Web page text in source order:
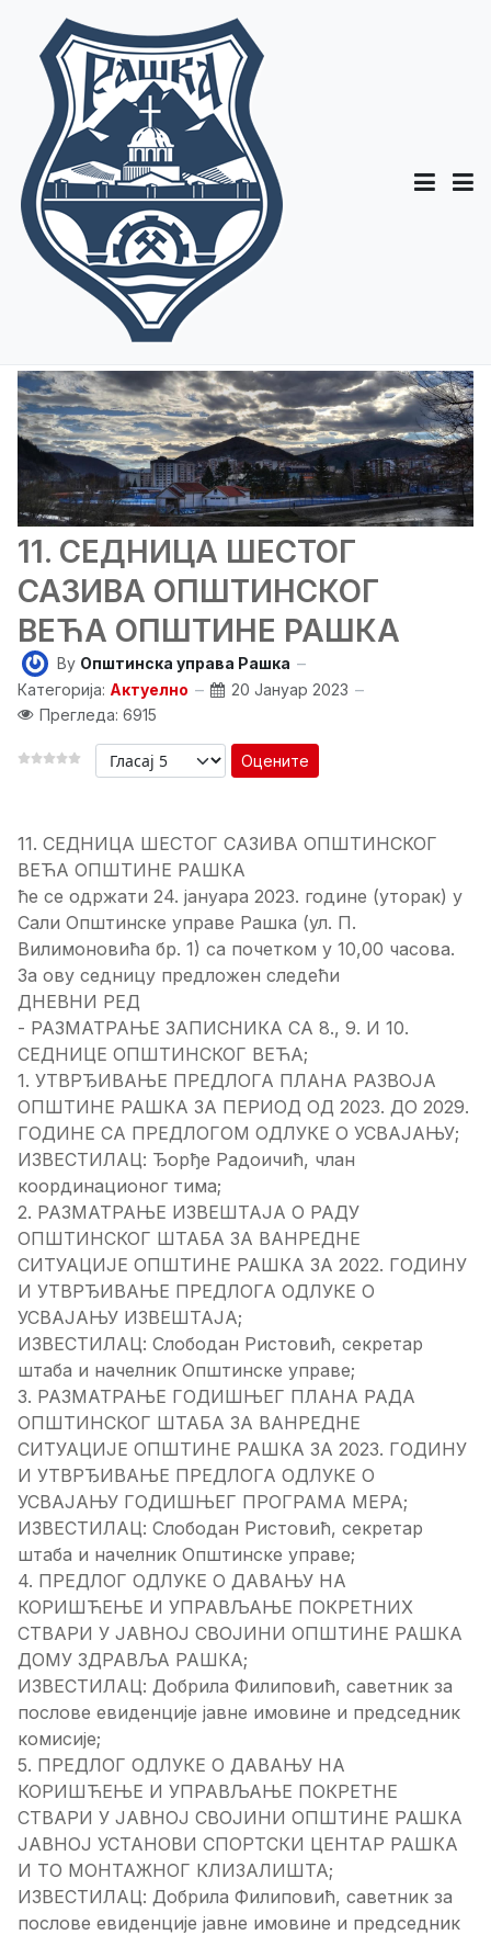
11. СЕДНИЦA ШЕСТОГ
САЗИВА ОПШТИНСКОГ
ВЕЋА ОПШТИНЕ РАШКА
By Општинска управа Рашка
Категорија: Актуелно
20 Јануар 2023
Прегледа: 6915
Оцените
11. СЕДНИЦA ШЕСТОГ САЗИВА ОПШТИНСКОГ
ВЕЋА ОПШТИНЕ РАШКА
ће се одржати 24. јануара 2023. године (уторак) у
Сали Општинске управе Рашка (ул. П.
Вилимоновића бр. 1) са почетком у 10,00 часова.
За ову седницу предложен следећи
ДНЕВНИ РЕД
- РАЗМАТРАЊЕ ЗАПИСНИКА СА 8., 9. И 10.
СЕДНИЦЕ ОПШТИНСКОГ ВЕЋА;
1. УТВРЂИВАЊЕ ПРЕДЛОГА ПЛАНА РАЗВОЈА
ОПШТИНЕ РАШКА ЗА ПЕРИОД ОД 2023. ДО 2029.
ГОДИНЕ СА ПРЕДЛОГОМ ОДЛУКЕ О УСВАЈАЊУ;
ИЗВЕСТИЛАЦ: Ђорђе Радоичић, члан
координационог тима;
2. РАЗМАТРАЊЕ ИЗВЕШТАЈА О РАДУ
ОПШТИНСКОГ ШТАБА ЗА ВАНРЕДНЕ
СИТУАЦИЈЕ ОПШТИНЕ РАШКА ЗА 2022. ГОДИНУ
И УТВРЂИВАЊЕ ПРЕДЛОГА ОДЛУКЕ О
УСВАЈАЊУ ИЗВЕШТАЈА;
ИЗВЕСТИЛАЦ: Слободан Ристовић, секретар
штаба и начелник Општинске управе;
3. РАЗМАТРАЊЕ ГОДИШЊЕГ ПЛАНА РАДА
ОПШТИНСКОГ ШТАБА ЗА ВАНРЕДНЕ
СИТУАЦИЈЕ ОПШТИНЕ РАШКА ЗА 2023. ГОДИНУ
И УТВРЂИВАЊЕ ПРЕДЛОГА ОДЛУКЕ О
УСВАЈАЊУ ГОДИШЊЕГ ПРОГРАМА МЕРА;
ИЗВЕСТИЛАЦ: Слободан Ристовић, секретар
штаба и начелник Општинске управе;
4. ПРЕДЛОГ ОДЛУКЕ О ДАВАЊУ НА
КОРИШЋЕЊЕ И УПРАВЉАЊЕ ПОКРЕТНИХ
СТВАРИ У ЈАВНОЈ СВОЈИНИ ОПШТИНЕ РАШКА
ДОМУ ЗДРАВЉА РАШКА;
ИЗВЕСТИЛАЦ: Добрила Филиповић, саветник за
послове евиденције јавне имовине и председник
комисије;
5. ПРЕДЛОГ ОДЛУКЕ О ДАВАЊУ НА
КОРИШЋЕЊЕ И УПРАВЉАЊЕ ПОКРЕТНЕ
СТВАРИ У ЈАВНОЈ СВОЈИНИ ОПШТИНЕ РАШКА
ЈАВНОЈ УСТАНОВИ СПОРТСКИ ЦЕНТАР РАШКА
И ТО МОНТАЖНОГ КЛИЗАЛИШТА;
ИЗВЕСТИЛАЦ: Добрила Филиповић, саветник за
послове евиденције јавне имовине и председник